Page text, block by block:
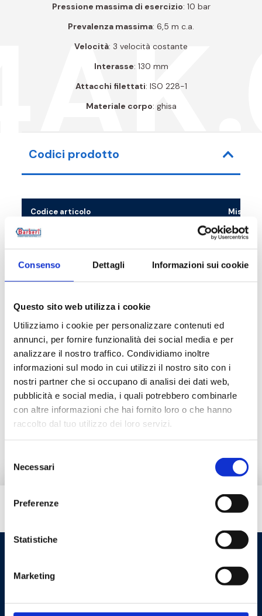
Consenso Dettagli Informazioni sui cookie
Questo sito web utilizza i cookie
Utilizziamo i cookie per personalizzare contenuti ed
annunci, per fornire funzionalità dei social media e per
analizzare il nostro traffico. Condividiamo inoltre
informazioni sul modo in cui utilizzi il nostro sito con i
nostri partner che si occupano di analisi dei dati web,
pubblicità e social media, i quali potrebbero combinarle
con altre informazioni che hai fornito loro o che hanno
raccolto dal tuo utilizzo dei loro servizi.
delNecessari
Preferenze
Statistiche
Marketing
Pressione massima di esercizio: 10 bar
Prevalenza massima: 6,5 m c.a.
Velocità: 3 velocità costante
Interasse: 130 mm
Attacchi filettati: ISO 228-1
Materiale corpo: ghisa
Codici prodotto
Codice articolo Misura
04A025065BK G 1 M
Descrizione
Documentazione
Prodotti alternativi
Ricambi